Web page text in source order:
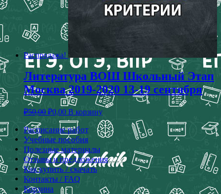
Распродажа!
Литература ВОШ Школьный Этап
Москва 2019-2020 13-19 сентября
₽50,00 ₽0,00 В корзину
Расписание работ
Учебные пособия
Полезные материалы
Отзывы и предложения
Как купить / скачать
Контакты / FAQ
Корзина